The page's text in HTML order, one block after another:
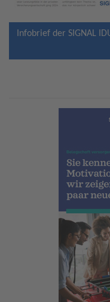
Infobrief der SIGNAL